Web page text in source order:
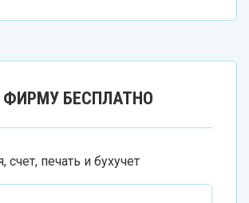
ФИРМУ БЕСПЛАТНО
счет, печать и бухучет